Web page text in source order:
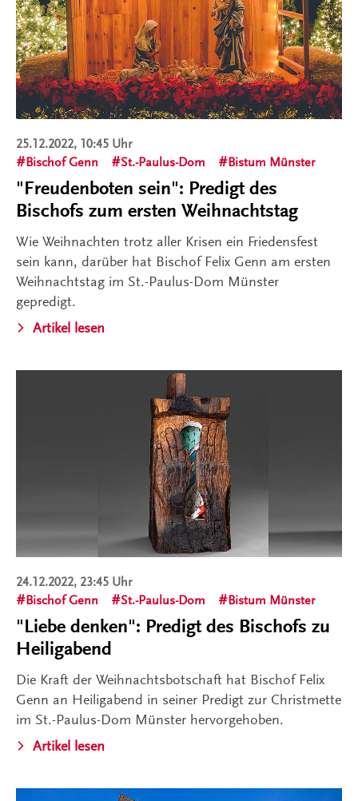
25.12.2022, 10:45 Uhr
Bischof Genn
St.-Paulus-Dom Bistum Münster
"Freudenboten sein": Predigt des
Bischofs zum ersten Weihnachtstag
Wie Weihnachten trotz aller Krisen ein Friedensfest
sein kann, darüber hat Bischof Felix Genn am ersten
Weihnachtstag im St.-Paulus-Dom Münster
gepredigt.
Artikel lesen
24.12.2022, 23:45 Uhr
Bischof Genn
St.-Paulus-Dom Bistum Münster
"Liebe denken": Predigt des Bischofs zu
Heiligabend
Die Kraft der Weihnachtsbotschaft hat Bischof Felix
Genn an Heiligabend in seiner Predigt zur Christmette
im St.-Paulus-Dom Münster hervorgehoben.
Artikel lesen